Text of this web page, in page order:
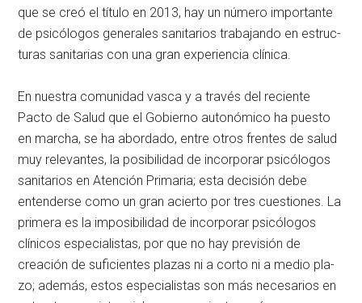
que se creó el título en 2013, hay un número im­portante
de psicólogos generales sanitarios trabajando en estruc­
turas sanitarias con una gran ex­periencia clínica.
En nuestra comunidad vasca y a través del reciente
Pacto de Sa­lud que el Gobierno autonómico ha puesto
en marcha, se ha abor­dado, entre otros frentes de salud
muy relevantes, la posibilidad de incorporar psicólogos
sanitarios en Atención Primaria; esta deci­sión debe
entenderse como un gran acierto por tres cuestiones. La
primera es la imposibilidad de incorporar psicólogos
clínicos es­pecialistas, por que no hay previ­sión de
creación de suficientes plazas ni a corto ni a medio pla­
zo; además, estos especialistas son más necesarios en